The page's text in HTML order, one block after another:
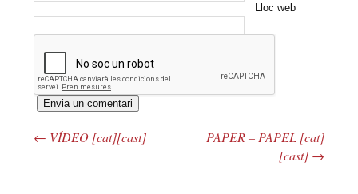
Lloc web
Navegació pels articles
← VÍDEO [cat][cast]
PAPER – PAPEL [cat]
[cast] →